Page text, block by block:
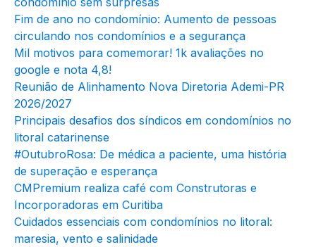
Fim de ano no condomínio: Aumento de pessoas
circulando nos condomínios e a segurança
Mil motivos para comemorar! 1k avaliações no
google e nota 4,8!
Reunião de Alinhamento Nova Diretoria Ademi-PR
2026/2027
Principais desafios dos síndicos em condomínios no
litoral catarinense
#OutubroRosa: De médica a paciente, uma história
de superação e esperança
CMPremium realiza café com Construtoras e
Incorporadoras em Curitiba
Cuidados essenciais com condomínios no litoral:
maresia, vento e salinidade